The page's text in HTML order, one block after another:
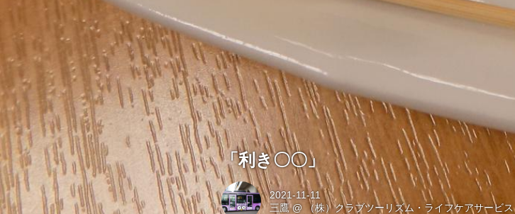
「利き〇〇」
2021-11-11
三鷹@ （株）クラブツーリズム・ライフケアサービス